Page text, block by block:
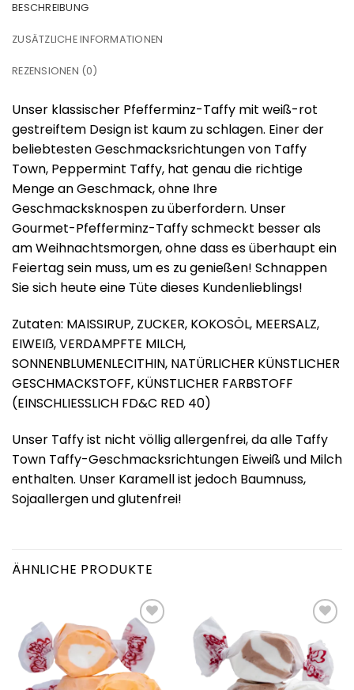
BESCHREIBUNG
ZUSÄTZLICHE INFORMATIONEN
REZENSIONEN (0)
Unser klassischer Pfefferminz-Taffy mit weiß-rot
gestreiftem Design ist kaum zu schlagen. Einer der
beliebtesten Geschmacksrichtungen von Taffy
Town, Peppermint Taffy, hat genau die richtige
Menge an Geschmack, ohne Ihre
Geschmacksknospen zu überfordern. Unser
Gourmet-Pfefferminz-Taffy schmeckt besser als
am Weihnachtsmorgen, ohne dass es überhaupt ein
Feiertag sein muss, um es zu genießen! Schnappen
Sie sich heute eine Tüte dieses Kundenlieblings!
Zutaten: MAISSIRUP, ZUCKER, KOKOSÖL, MEERSALZ,
EIWEIẞ, VERDAMPFTE MILCH,
SONNENBLUMENLECITHIN, NATÜRLICHER KÜNSTLICHER
GESCHMACKSTOFF, KÜNSTLICHER FARBSTOFF
(EINSCHLIESSLICH FD&C RED 40)
Unser Taffy ist nicht völlig allergenfrei, da alle Taffy
Town Taffy-Geschmacksrichtungen Eiweiß und Milch
enthalten. Unser Karamell ist jedoch Baumnuss,
Sojaallergen und glutenfrei!
ÄHNLICHE PRODUKTE
Add to
wishlist
wishlist